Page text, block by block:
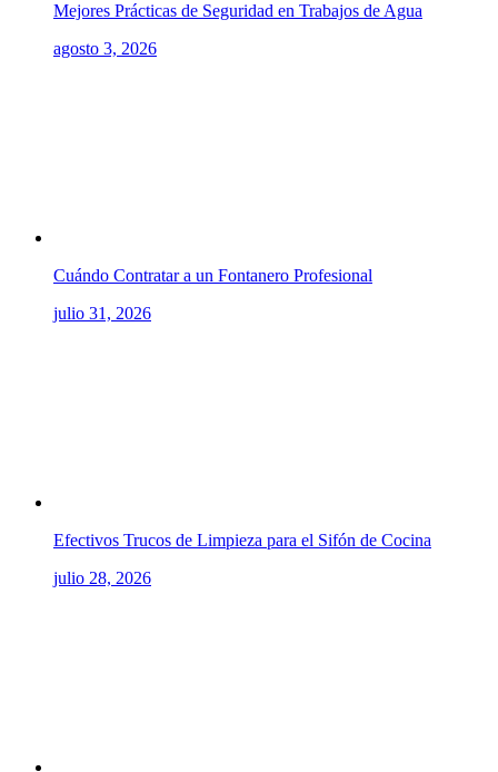
Mejores Prácticas de Seguridad en Trabajos de Agua
agosto 3, 2026
Cuándo Contratar a un Fontanero Profesional
julio 31, 2026
Efectivos Trucos de Limpieza para el Sifón de Cocina
julio 28, 2026